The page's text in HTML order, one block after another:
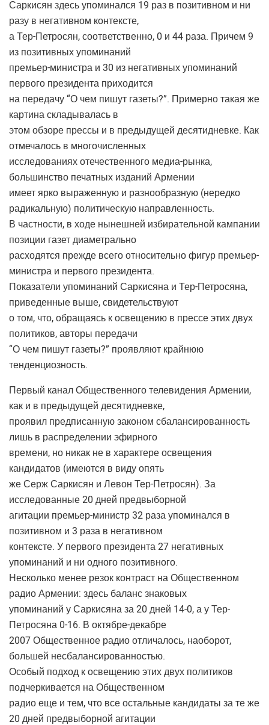
Саркисян здесь упоминался 19 раз в позитивном и ни
разу в негативном контексте,
а Тер-Петросян, соответственно, 0 и 44 раза. Причем 9
из позитивных упоминаний
премьер-министра и 30 из негативных упоминаний
первого президента приходится
на передачу “О чем пишут газеты?”. Примерно такая же
картина складывалась в
этом обзоре прессы и в предыдущей десятидневке. Как
отмечалось в многочисленных
исследованиях отечественного медиа-рынка,
большинство печатных изданий Армении
имеет ярко выраженную и разнообразную (нередко
радикальную) политическую направленность.
В частности, в ходе нынешней избирательной кампании
позиции газет диаметрально
расходятся прежде всего относительно фигур премьер-
министра и первого президента.
Показатели упоминаний Саркисяна и Тер-Петросяна,
приведенные выше, свидетельствуют
о том, что, обращаясь к освещению в прессе этих двух
политиков, авторы передачи
“О чем пишут газеты?” проявляют крайнюю
тенденциозность.
Первый канал Общественного телевидения Армении,
как и в предыдущей десятидневке,
проявил предписанную законом сбалансированность
лишь в распределении эфирного
времени, но никак не в характере освещения
кандидатов (имеются в виду опять
же Серж Саркисян и Левон Тер-Петросян). За
исследованные 20 дней предвыборной
агитации премьер-министр 32 раза упоминался в
позитивном и 3 раза в негативном
контексте. У первого президента 27 негативных
упоминаний и ни одного позитивного.
Несколько менее резок контраст на Общественном
радио Армении: здесь баланс знаковых
упоминаний у Саркисяна за 20 дней 14-0, а у Тер-
Петросяна 0-16. В октябре-декабре
2007 Общественное радио отличалось, наоборот,
большей несбалансированностью.
Особый подход к освещению этих двух политиков
подчеркивается на Общественном
радио еще и тем, что все остальные кандидаты за те же
20 дней предвыборной агитации